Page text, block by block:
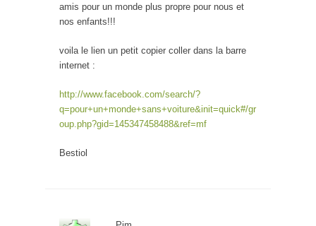
amis pour un monde plus propre pour nous et
nos enfants!!!
voila le lien un petit copier coller dans la barre
internet :
http://www.facebook.com/search/?
q=pour+un+monde+sans+voiture&init=quick#/gr
oup.php?gid=145347458488&ref=mf
Bestiol